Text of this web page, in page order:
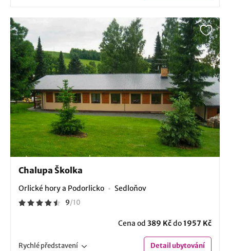
Chalupa Školka
Orlické hory a Podorlicko Sedloňov
9/10
Cena od 389 Kčdo1957 Kč
Rychlépředstavení Detailubytování